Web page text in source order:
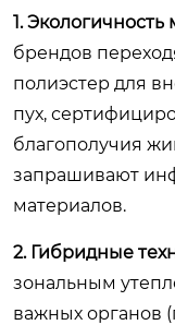
1. Экологичность
брендов
полиэстер для
пух,
благополучия
запрашивают
материалов.
2. Гибридные
зональным
важных органов